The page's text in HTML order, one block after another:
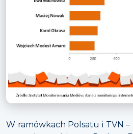
W ramówkach Polsatu i TVN –